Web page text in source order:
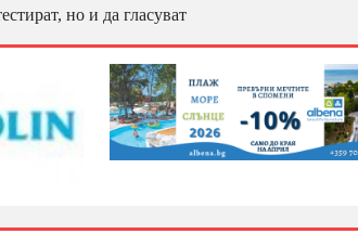
но и да гласуват